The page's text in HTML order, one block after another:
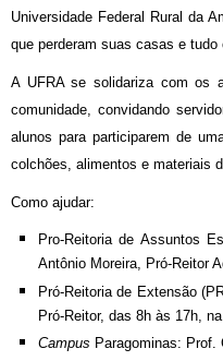
Universidade Federal Rural da
que perderam suas casas e tudo
A UFRA se solidariza com os
comunidade, convidando
alunos para participarem de
colchões, alimentos e materiais
Como ajudar:
Pro-Reitoria de Assuntos
Antônio Moreira, Pró-Reitor
Pró-Reitoria de Extensão
Pró-Reitor, das 8h às 17h,
Campus Paragominas: Prof.